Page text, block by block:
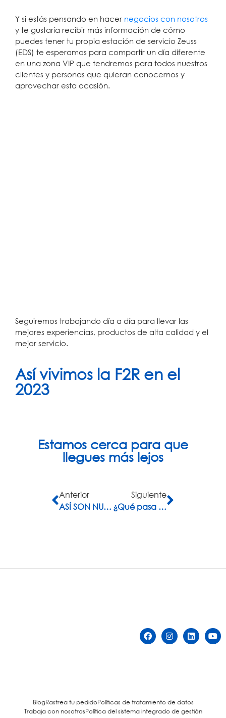
Y si estás pensando en hacer negocios con nosotros
y te gustaría recibir más información de cómo
puedes tener tu propia estación de servicio Zeuss
(EDS) te esperamos para compartir un día diferente
en una zona VIP que tendremos para todos nuestros
clientes y personas que quieran conocernos y
aprovechar esta ocasión.
Seguiremos trabajando día a día para llevar las
mejores experiencias, productos de alta calidad y el
mejor servicio.
Así vivimos la F2R en el
2023
Estamos cerca para que
llegues más lejos
Anterior
ASÍ SON NUESTROS COMBUSTIBLES ZEUSS
Siguiente
¿Qué pasa si se pone gasolina a un diésel?
BlogRastrea tu pedidoPolíticas de tratamiento de datos
Trabaja con nosotrosPolítica del sistema integrado de gestión